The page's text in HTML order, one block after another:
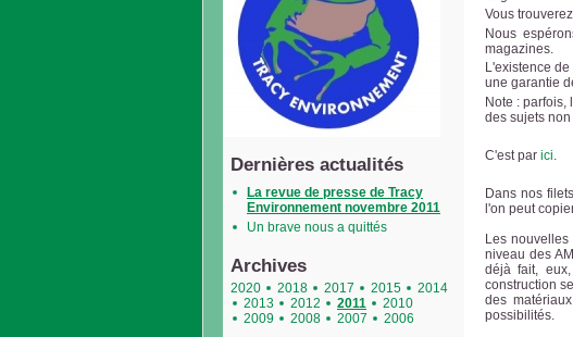
Dernières actualités
La revue de presse de Tracy
Environnement novembre 2011
Un brave nous a quittés
Archives
2020 2018 2017 2015
2014
2013
2012 2011
2010
2009
2008 2007 2006
Vous
Nous
magazines.
L'existence
une garantie
Note :
des sujets
C'est par ici.
Dans nos
l'on peut
Les
niveau des
déjà fait,
construction
des
possibilités.